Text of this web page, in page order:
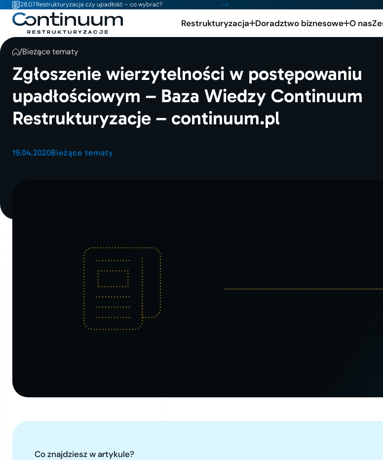
28.07Restrukturyzacja czy upadłość – co wybrać?
Restrukturyzacja Doradztwo biznesowe O nas
/Bieżące tematy
Zgłoszenie wierzytelności w postępowaniu
upadłościowym – Baza Wiedzy Continuum
Restrukturyzacje – continuum.pl
19.04.2020Bieżące tematy
Co znajdziesz w artykule?